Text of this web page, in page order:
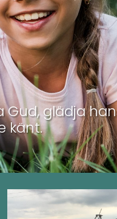
Gud, glädja
känt.